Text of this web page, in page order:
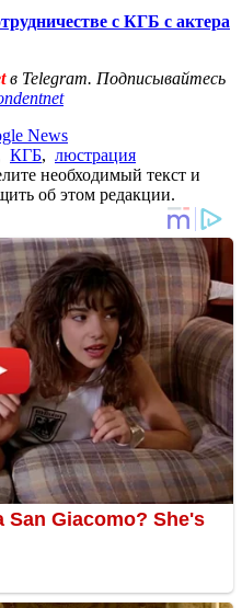
с КГБ с актера
в Telegram. Подписывайтесь
News
КГБ, люстрация
необходимый текст и
об этом редакции.